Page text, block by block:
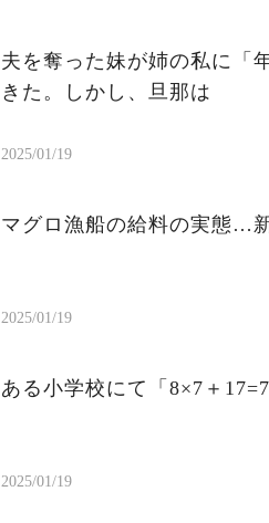
夫を奪った妹が姉の私に「
きた。しかし、旦那は
2025/01/19
マグロ漁船の給料の実態…
2025/01/19
ある小学校にて「8×7＋
2025/01/19